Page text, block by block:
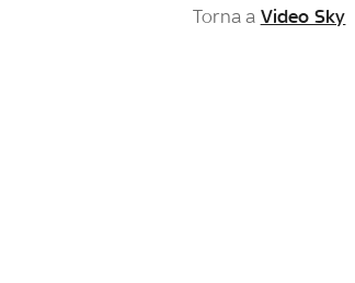
Torna a Video Sky